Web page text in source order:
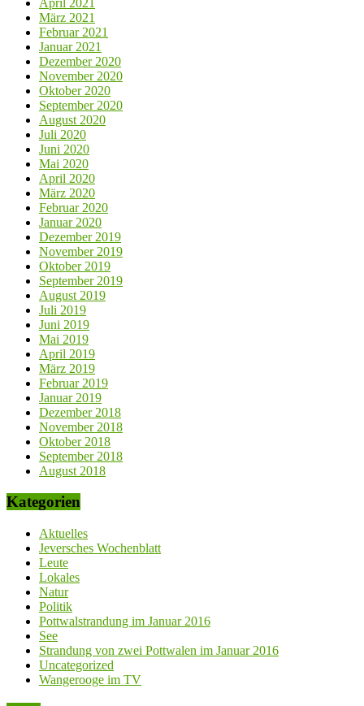
März 2021
Februar 2021
Januar 2021
Dezember 2020
November 2020
Oktober 2020
September 2020
August 2020
Juli 2020
Juni 2020
Mai 2020
April 2020
März 2020
Februar 2020
Januar 2020
Dezember 2019
November 2019
Oktober 2019
September 2019
August 2019
Juli 2019
Juni 2019
Mai 2019
April 2019
März 2019
Februar 2019
Januar 2019
Dezember 2018
November 2018
Oktober 2018
September 2018
August 2018
Kategorien
Aktuelles
Jeversches Wochenblatt
Leute
Lokales
Natur
Politik
Pottwalstrandung im Januar 2016
See
Strandung von zwei Pottwalen im Januar 2016
Uncategorized
Wangerooge im TV